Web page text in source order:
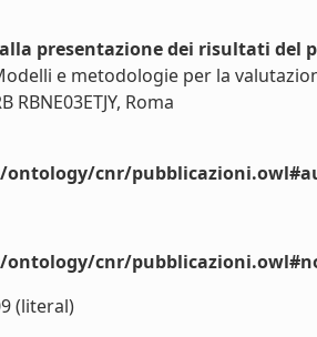
presentazione dei risultati del
e metodologie per la
RBNE03ETJY, Roma
cnr/
cnr/
(literal)